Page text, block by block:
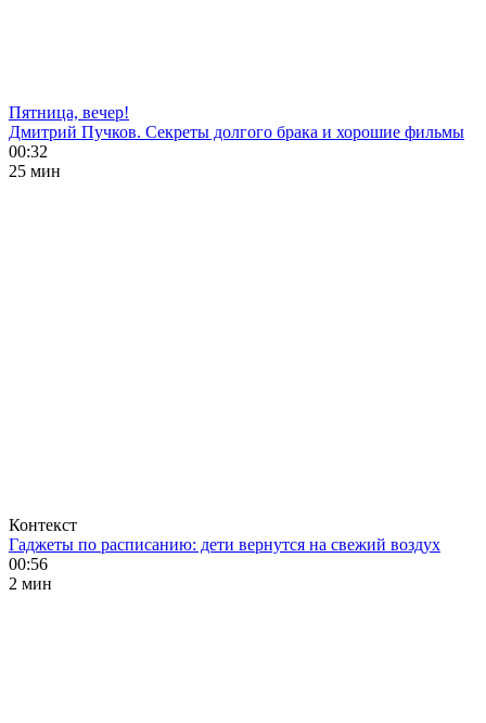
Пятница, вечер!
Дмитрий Пучков. Секреты долгого брака и хорошие фильмы
00:32
25 мин
Контекст
Гаджеты по расписанию: дети вернутся на свежий воздух
00:56
2 мин